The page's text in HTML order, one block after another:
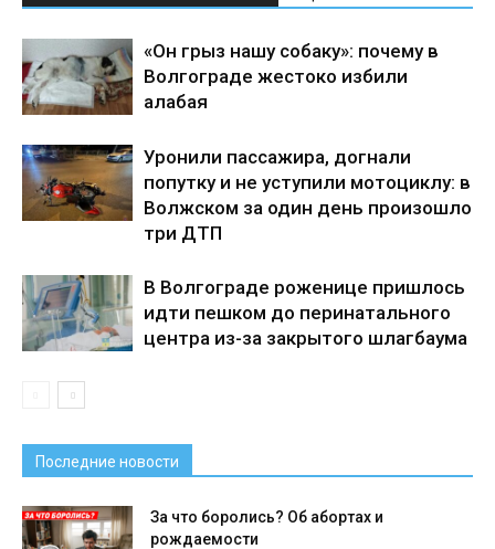
«Он грыз нашу собаку»: почему в
Волгограде жестоко избили
алабая
Уронили пассажира, догнали
попутку и не уступили мотоциклу: в
Волжском за один день произошло
три ДТП
В Волгограде роженице пришлось
идти пешком до перинатального
центра из-за закрытого шлагбаума
Последние новости
За что боролись? Об абортах и
рождаемости